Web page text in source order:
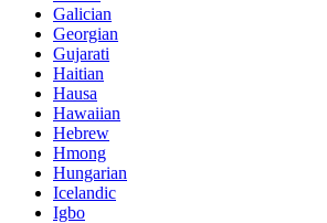
Galician
Georgian
Gujarati
Haitian
Hausa
Hawaiian
Hebrew
Hmong
Hungarian
Icelandic
Igbo